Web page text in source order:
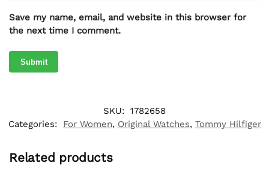
Save my name, email, and website in this browser for
the next time I comment.
SKU: 1782658
Categories:
For Women, Original Watches, Tommy Hilfiger
Related products